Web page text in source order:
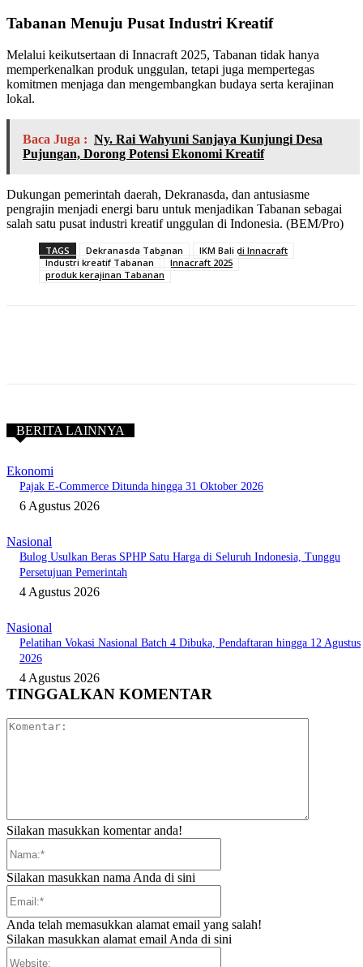
Tabanan Menuju Pusat Industri Kreatif
Melalui keikutsertaan di Innacraft 2025, Tabanan tidak hanya
memperkenalkan produk unggulan, tetapi juga mempertegas
komitmen menjaga dan mengembangkan budaya serta kerajinan
lokal.
Baca Juga : Ny. Rai Wahyuni Sanjaya Kunjungi Desa
Pujungan, Dorong Potensi Ekonomi Kreatif
Dukungan pemerintah daerah, Dekranasda, dan antusiasme
pengrajin menjadi energi baru untuk menjadikan Tabanan sebagai
salah satu pusat industri kreatif unggulan di Indonesia. (BEM/Pro)
TAGS Dekranasda Tabanan
IKM Bali di Innacraft
Industri kreatif Tabanan
Innacraft 2025
produk kerajinan Tabanan
BERITA LAINNYA
Ekonomi
Pajak E-Commerce Ditunda hingga 31 Oktober 2026
6 Agustus 2026
Nasional
Bulog Usulkan Beras SPHP Satu Harga di Seluruh Indonesia, Tunggu
Persetujuan Pemerintah
4 Agustus 2026
Nasional
Pelatihan Vokasi Nasional Batch 4 Dibuka, Pendaftaran hingga 12 Agustus
2026
4 Agustus 2026
TINGGALKAN KOMENTAR
Silakan masukkan komentar anda!
Silakan masukkan nama Anda di sini
Anda telah memasukkan alamat email yang salah!
Silakan masukkan alamat email Anda di sini